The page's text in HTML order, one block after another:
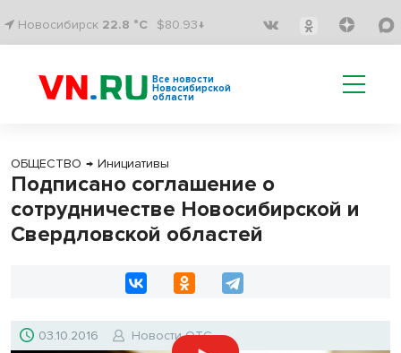
Новосибирск 22.8 °C $80.93↓
Все новости
Новосибирской
области
ОБЩЕСТВО → Инициативы
Подписано соглашение о
сотрудничестве Новосибирской и
Свердловской областей
03.10.2016 Новости ОТС